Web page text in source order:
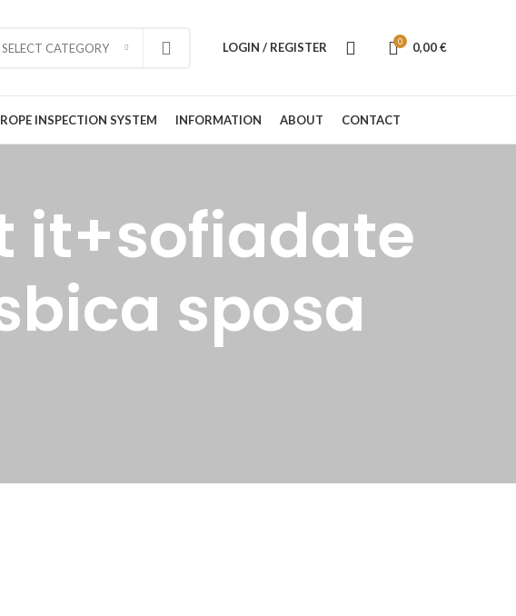
SELECT CATEGORY LOGIN / REGISTER 0 0,00€
INSPECTION SYSTEM INFORMATION ABOUT CONTACT
it+sofiadate
sposa